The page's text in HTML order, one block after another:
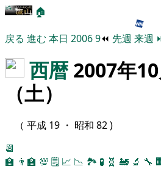
🏠
戻る 進む 本日 20069⏪ 先週 来週
西暦 2007年
（土）
（ 平成 19 ・ 昭和 82 )
📆
🏫 👨‍🏫 💯 🗒️ 📈 📉 🏞 🧪 🧬 🚂 🔬 🔧